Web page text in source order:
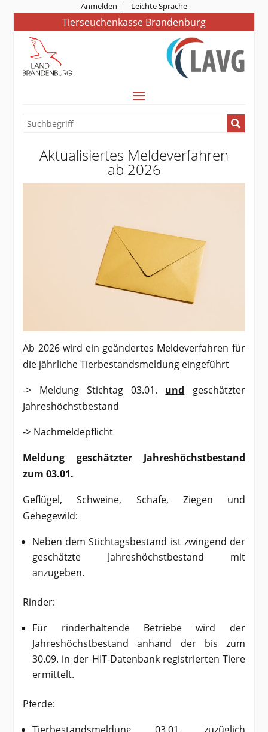
Anmelden Leichte Sprache
Tierseuchenkasse Brandenburg
Aktualisiertes Meldeverfahren
ab 2026
Ab 2026 wird ein geändertes Meldeverfahren für
die jährliche Tierbestandsmeldung eingeführt
-> Meldung Stichtag 03.01. und
geschätzter
Jahreshöchstbestand
-> Nachmeldepflicht
Meldung geschätzter Jahreshöchstbestand
zum 03.01.
Geflügel, Schweine, Schafe, Ziegen und
Gehegewild:
Neben dem Stichtagsbestand ist zwingend der
geschätzte Jahreshöchstbestand mit
anzugeben.
Rinder:
Für rinderhaltende Betriebe wird der
Jahreshöchstbestand anhand der bis zum
30.09. in der HIT-Datenbank registrierten Tiere
ermittelt.
Pferde: